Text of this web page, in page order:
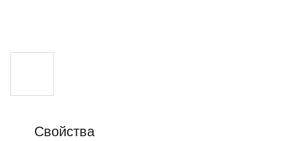
Свойства